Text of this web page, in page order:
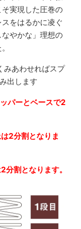
実現した圧巻の
スをはるかに凌ぐ
やかな」理想の
みあわせればスプ
出します
パーとベースで2
2分割となりま
割となります。